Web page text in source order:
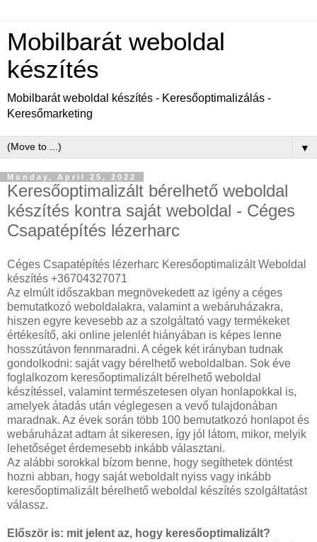
Mobilbarát weboldal
készítés
Mobilbarát weboldal készítés - Keresőoptimalizálás -
Keresőmarketing
▼
Monday, April 25, 2022
Keresőoptimalizált bérelhető weboldal
készítés kontra saját weboldal - Céges
Csapatépítés lézerharc
Céges Csapatépítés lézerharc Keresőoptimalizált Weboldal
készítés +36704327071
Az elmúlt időszakban megnövekedett az igény a céges
bemutatkozó weboldalakra, valamint a webáruházakra,
hiszen egyre kevesebb az a szolgáltató vagy termékeket
értékesítő, aki online jelenlét hiányában is képes lenne
hosszútávon fennmaradni. A cégek két irányban tudnak
gondolkodni: saját vagy bérelhető weboldalban. Sok éve
foglalkozom keresőoptimalizált bérelhető weboldal
készítéssel, valamint természetesen olyan honlapokkal is,
amelyek átadás után véglegesen a vevő tulajdonában
maradnak. Az évek során több 100 bemutatkozó honlapot és
webáruházat adtam át sikeresen, így jól látom, mikor, melyik
lehetőséget érdemesebb inkább választani.
Az alábbi sorokkal bízom benne, hogy segíthetek döntést
hozni abban, hogy saját weboldalt nyiss vagy inkább
keresőoptimalizált bérelhető weboldal készítés szolgáltatást
válassz.
Először is: mit jelent az, hogy keresőoptimalizált?